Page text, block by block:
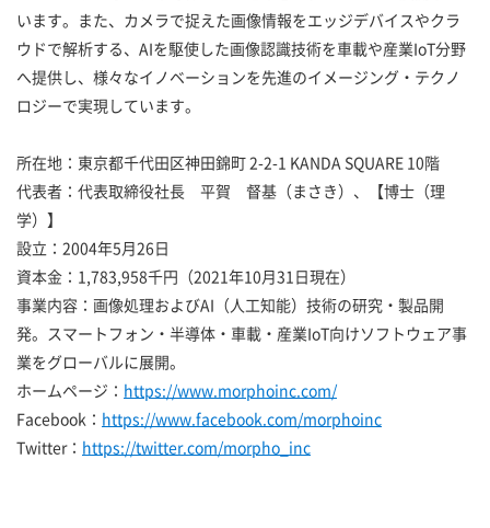
います。また、カメラで捉えた画像情報をエッジデバイスやクラ
ウドで解析する、AIを駆使した画像認識技術を車載や産業IoT分野
へ提供し、様々なイノベーションを先進のイメージング・テクノ
ロジーで実現しています。
所在地：東京都千代田区神田錦町 2-2-1 KANDA SQUARE 10階
代表者：代表取締役社長 平賀 督基（まさき）、【博士（理
学）】
設立：2004年5月26日
資本金：1,783,958千円（2021年10月31日現在）
事業内容：画像処理およびAI（人工知能）技術の研究・製品開
発。スマートフォン・半導体・車載・産業IoT向けソフトウェア事
業をグローバルに展開。
ホームページ： https://www.morphoinc.com/
Facebook： https://www.facebook.com/morphoinc
Twitter： https://twitter.com/morpho_inc